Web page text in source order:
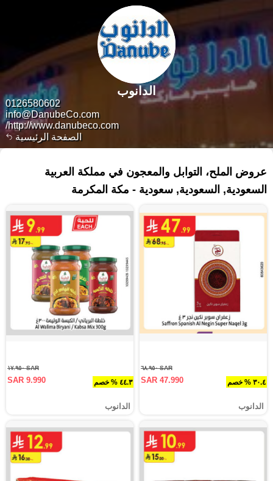
الصفحة الرئيسية
0126580602
info@DanubeCo.com
http://www.danubeco.com/
الدانوب
عروض الملح، التوابل والمعجون في مملكة العربية
السعودية, السعودية, سعودية - مكة المكرمة
٣٠.٤ % خصم
SAR ٦٨.٩٥٠
SAR 47.990
الدانوب
٤٤.٣ % خصم
SAR ١٧.٩٥٠
SAR 9.990
الدانوب